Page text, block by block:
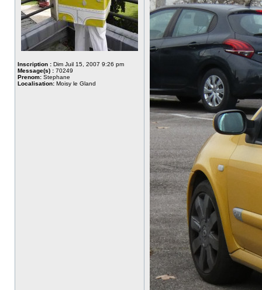
Inscription : Dim Juil 15, 2007 9:26 pm
Message(s) : 70249
Prenom: Stephane
Localisation: Moisy le Gland